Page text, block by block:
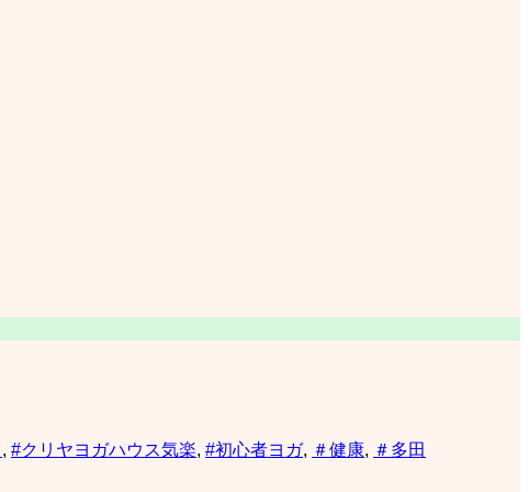
, #クリヤヨガハウス気楽, #初心者ヨガ, ＃健康, ＃多田